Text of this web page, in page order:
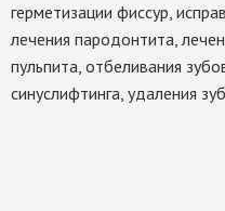
герметизации фиссур,
лечения пародонтита,
пульпита, отбеливания
синуслифтинга, удаления